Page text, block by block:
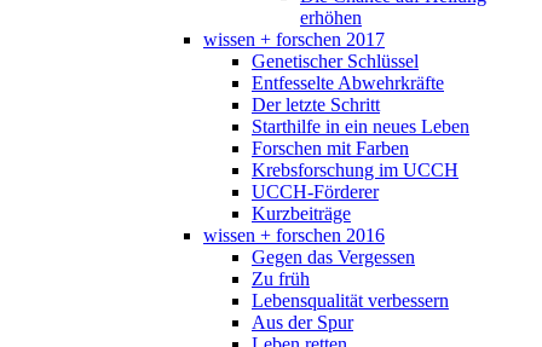
erhöhen
wissen + forschen 2017
Genetischer Schlüssel
Entfesselte Abwehrkräfte
Der letzte Schritt
Starthilfe in ein neues Leben
Forschen mit Farben
Krebsforschung im UCCH
UCCH-Förderer
Kurzbeiträge
wissen + forschen 2016
Gegen das Vergessen
Zu früh
Lebensqualität verbessern
Aus der Spur